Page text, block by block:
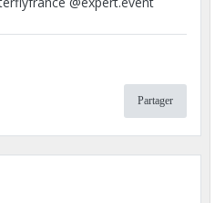
Partager